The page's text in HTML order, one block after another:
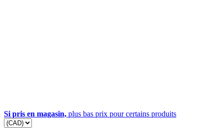
Si pris en magasin, plus bas prix pour certains produits